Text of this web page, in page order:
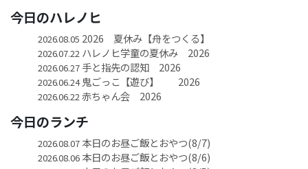
今日のハレノヒ
2026.08.05 2026 夏休み【舟をつくる】
2026.07.22ハレノヒ学童の夏休み 2026
2026.06.27手と指先の認知 2026
2026.06.24鬼ごっこ【遊び】 2026
2026.06.22赤ちゃん会 2026
今日のランチ
2026.08.07本日のお昼ご飯とおやつ(8/7)
2026.08.06本日のお昼ご飯とおやつ(8/6)